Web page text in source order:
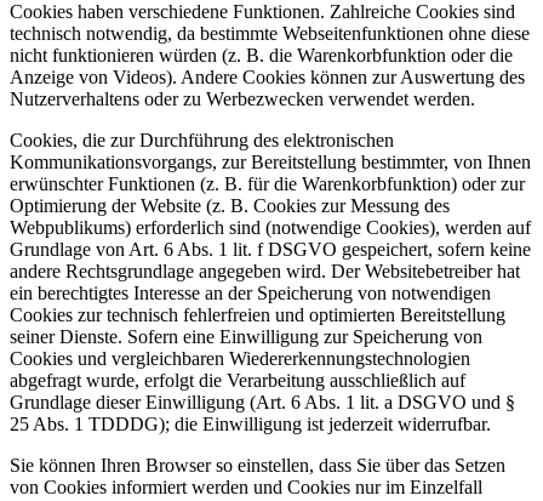
Cookies haben verschiedene Funktionen. Zahlreiche Cookies sind
technisch notwendig, da bestimmte Webseitenfunktionen ohne diese
nicht funktionieren würden (z. B. die Warenkorbfunktion oder die
Anzeige von Videos). Andere Cookies können zur Auswertung des
Nutzerverhaltens oder zu Werbezwecken verwendet werden.
Cookies, die zur Durchführung des elektronischen
Kommunikationsvorgangs, zur Bereitstellung bestimmter, von Ihnen
erwünschter Funktionen (z. B. für die Warenkorbfunktion) oder zur
Optimierung der Website (z. B. Cookies zur Messung des
Webpublikums) erforderlich sind (notwendige Cookies), werden auf
Grundlage von Art. 6 Abs. 1 lit. f DSGVO gespeichert, sofern keine
andere Rechtsgrundlage angegeben wird. Der Websitebetreiber hat
ein berechtigtes Interesse an der Speicherung von notwendigen
Cookies zur technisch fehlerfreien und optimierten Bereitstellung
seiner Dienste. Sofern eine Einwilligung zur Speicherung von
Cookies und vergleichbaren Wiedererkennungstechnologien
abgefragt wurde, erfolgt die Verarbeitung ausschließlich auf
Grundlage dieser Einwilligung (Art. 6 Abs. 1 lit. a DSGVO und §
25 Abs. 1 TDDDG); die Einwilligung ist jederzeit widerrufbar.
Sie können Ihren Browser so einstellen, dass Sie über das Setzen
von Cookies informiert werden und Cookies nur im Einzelfall